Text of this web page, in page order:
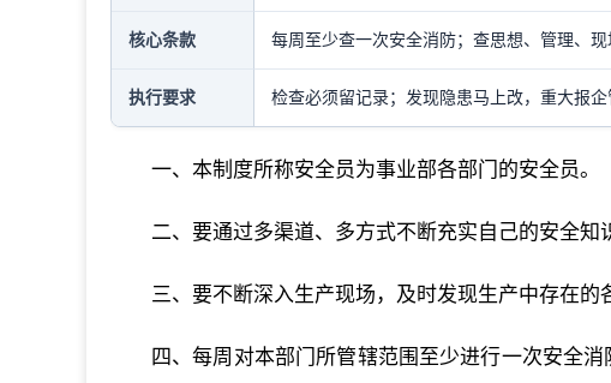
核心条款 每周至少查一次安全消防；查思想、管理、
执行要求 检查必须留记录；发现隐患马上改，重大报
一、本制度所称安全员为事业部各部门的安全员。
二、要通过多渠道、多方式不断充实自己的安全知
三、要不断深入生产现场，及时发现生产中存在的
四、每周对本部门所管辖范围至少进行一次安全